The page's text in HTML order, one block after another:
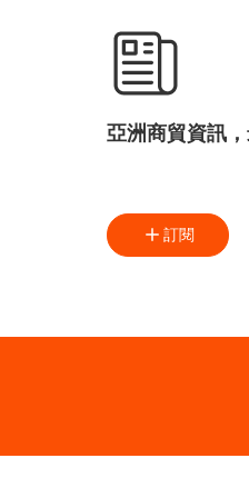
亞洲商貿資訊
訂閱